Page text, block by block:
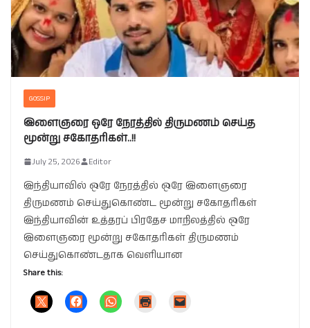
GOSSIP
இளைஞரை ஒரே நேரத்தில் திருமணம் செய்த
மூன்று சகோதரிகள்..!!
July 25, 2026 Editor
இந்தியாவில் ஒரே நேரத்தில் ஒரே இளைஞரை
திருமணம் செய்துகொண்ட மூன்று சகோதரிகள்
இந்தியாவின் உத்தரப் பிரதேச மாநிலத்தில் ஒரே
இளைஞரை மூன்று சகோதரிகள் திருமணம்
செய்துகொண்டதாக வெளியான
Share this: